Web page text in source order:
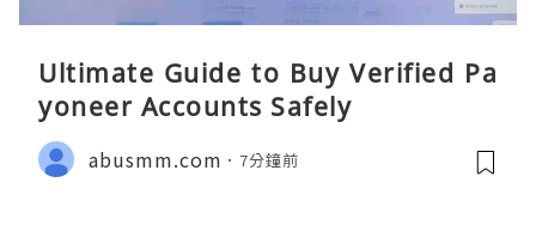
Ultimate Guide to Buy Verified Pa
yoneer Accounts Safely
abusmm.com 7分鐘前